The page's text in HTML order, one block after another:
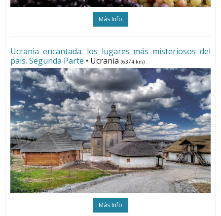
Más Info
Ucrania encantada: los lugares más misteriosos del
país. Segunda Parte • Ucrania (6374 km)
Más Info